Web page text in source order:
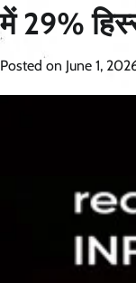
में 29%
Posted on June 1,